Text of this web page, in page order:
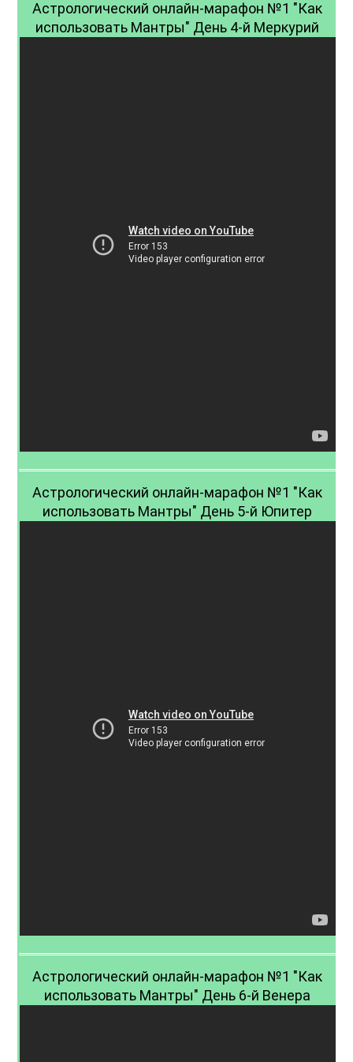
Астрологический онлайн-марафон №1 "Как
использовать Мантры" День 4-й Меркурий
Астрологический онлайн-марафон №1 "Как
использовать Мантры" День 5-й Юпитер
Астрологический онлайн-марафон №1 "Как
использовать Мантры" День 6-й Венера